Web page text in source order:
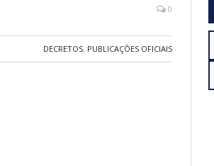
0
DECRETOS, PUBLICAÇÕES OFICIAIS